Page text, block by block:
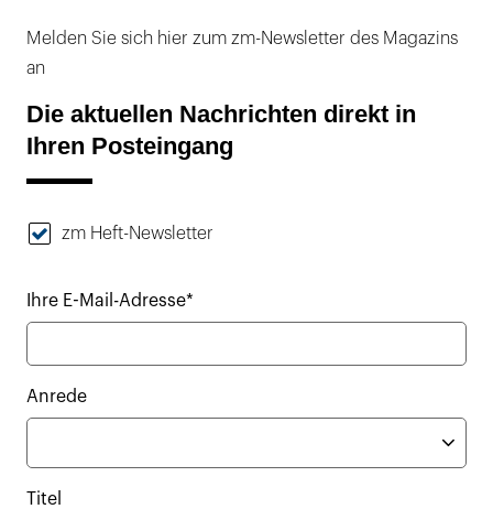
Melden Sie sich hier zum zm-Newsletter des Magazins
an
Die aktuellen Nachrichten direkt in
Ihren Posteingang
zm Heft-Newsletter
Ihre E-Mail-Adresse*
Anrede
Titel